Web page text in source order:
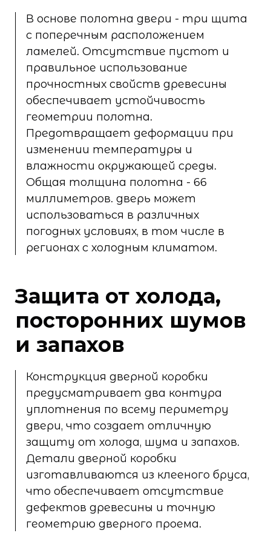
В основе полотна двери - три щита
с поперечным расположением
ламелей. Отсутствие пустот и
правильное использование
прочностных свойств древесины
обеспечивает устойчивость
геометрии полотна.
Предотвращает деформации при
изменении температуры и
влажности окружающей среды.
Общая толщина полотна - 66
миллиметров. дверь может
использоваться в различных
погодных условиях, в том числе в
регионах с холодным климатом.
Защита от холода,
посторонних шумов
и запахов
Конструкция дверной коробки
предусматривает два контура
уплотнения по всему периметру
двери, что создает отличную
защиту от холода, шума и запахов.
Детали дверной коробки
изготавливаются из клееного бруса,
что обеспечивает отсутствие
дефектов древесины и точную
геометрию дверного проема.